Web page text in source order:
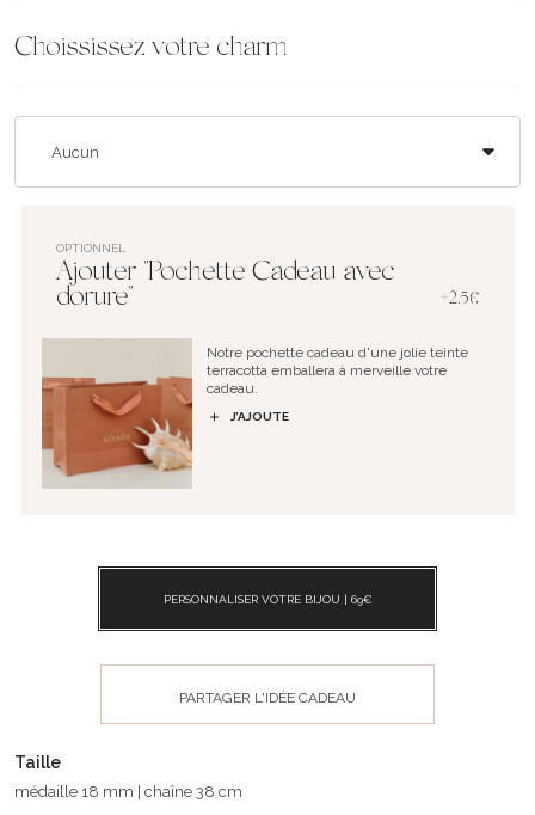
Choississez votre charm
OPTIONNEL
Ajouter "Pochette Cadeau avec
dorure"
+2.5€
Notre pochette cadeau d'une jolie teinte
terracotta emballera à merveille votre
cadeau.
J’AJOUTE
PERSONNALISER VOTRE BIJOU | 69€
PARTAGER L'IDÉE CADEAU
Taille
médaille 18 mm | chaîne 38 cm